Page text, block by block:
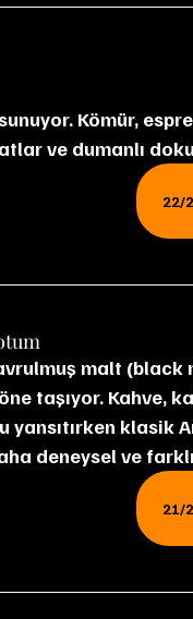
ve dumanlı
22/
taşıyor. Kahve,
klasik
deneysel ve
21/